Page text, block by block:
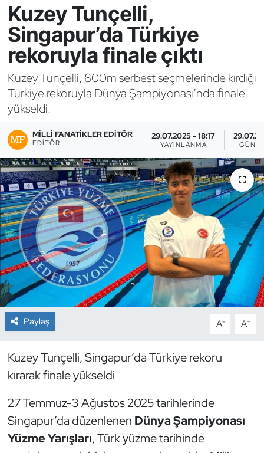
Kuzey Tunçelli,
Singapur’da Türkiye
rekoruyla finale çıktı
Kuzey Tunçelli, 800m serbest seçmelerinde kırdığı
Türkiye rekoruyla Dünya Şampiyonası’nda finale
yükseldi.
MILLI FANATIKLER EDITÖR
EDITÖR
29.07.2025 - 18:17
YAYINLANMA
Paylaş A- A+
Kuzey Tunçelli, Singapur’da Türkiye rekoru
kırarak finale yükseldi
27 Temmuz-3 Ağustos 2025 tarihlerinde
Singapur’da düzenlenen Dünya Şampiyonası
Yüzme Yarışları, Türk yüzme tarihinde
Binicilik
Bisiklet
Bocce Bowling Dart
Boks
Briç
Buz Hokeyi
Buz Pateni
Çim Hokeyi
Cimnastik
Curling
Dağcılık
Dövüş Sanatı
E-Spor
Eskrim